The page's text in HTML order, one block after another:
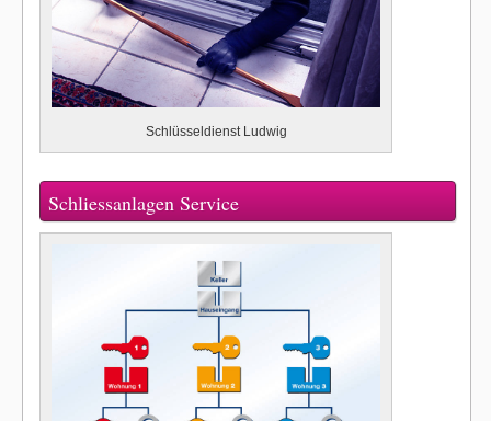
Schlüsseldienst Ludwig
Schliessanlagen Service